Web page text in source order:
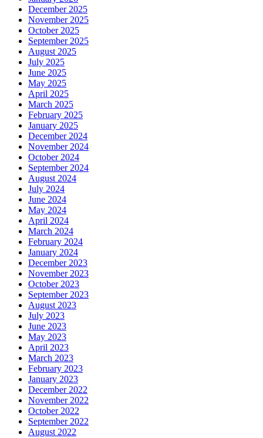
December 2025
November 2025
October 2025
September 2025
August 2025
July 2025
June 2025
May 2025
April 2025
March 2025
February 2025
January 2025
December 2024
November 2024
October 2024
September 2024
August 2024
July 2024
June 2024
May 2024
April 2024
March 2024
February 2024
January 2024
December 2023
November 2023
October 2023
September 2023
August 2023
July 2023
June 2023
May 2023
April 2023
March 2023
February 2023
January 2023
December 2022
November 2022
October 2022
September 2022
August 2022